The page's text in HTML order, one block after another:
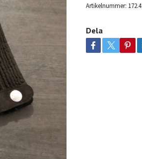
Artikelnummer:
Dela